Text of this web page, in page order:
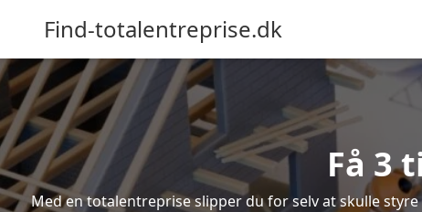
Find-totalentreprise.dk
Få 3
Med en totalentreprise slipper du for selv at skulle